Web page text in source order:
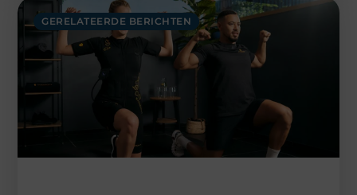
GERELATEERDE BERICHTEN